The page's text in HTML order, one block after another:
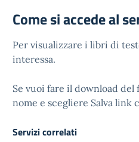
Come si accede al
Per visualizzare i libri di
interessa.
Se vuoi fare il download del
nome e scegliere Salva link
Servizi correlati